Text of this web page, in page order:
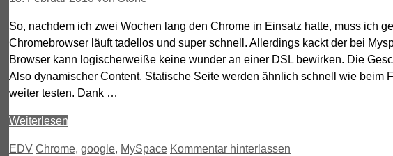
So, nachdem ich zwei Wochen lang den Chrome in Einsatz hatte, muss ich
Chromebrowser läuft tadellos und super schnell. Allerdings kackt der bei
Browser kann logischerweiße keine wunder an einer DSL bewirken. Die
Also dynamischer Content. Statische Seite werden ähnlich schnell wie beim
weiter testen. Dank …
Weiterlesen
Kategorien
EDV Schlagwörter
Chrome, google, MySpace Kommentar hinterlassen